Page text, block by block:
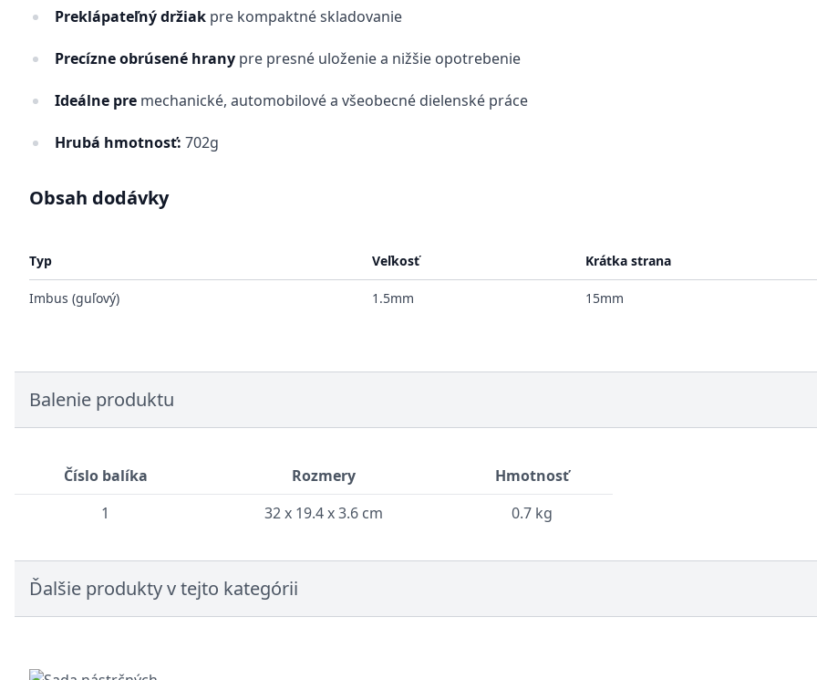
Preklápateľný držiak pre kompaktné skladovanie
Precízne obrúsené hrany pre presné uloženie a nižšie opotrebenie
Ideálne pre mechanické, automobilové a všeobecné dielenské práce
Hrubá hmotnosť: 702g
Obsah dodávky
Typ Veľkosť Krátka strana
Imbus (guľový) 1.5mm 15mm
Balenie produktu
Číslo balíka Rozmery
Hmotnosť
1
32 x 19.4 x 3.6 cm 0.7 kg
Ďalšie produkty v tejto kategórii